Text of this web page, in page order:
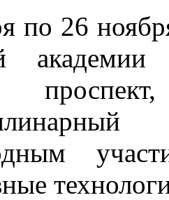
по 26